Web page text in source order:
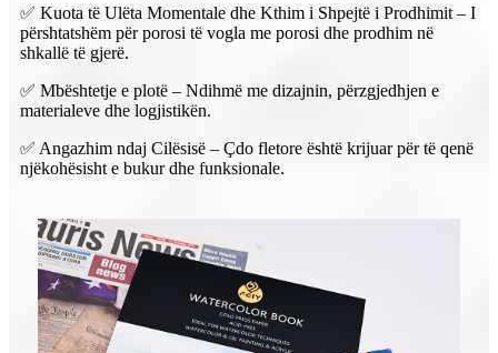
✅ Kuota të Ulëta Momentale dhe Kthim i Shpejtë i Prodhimit – I
përshtatshëm për porosi të vogla me porosi dhe prodhim në
shkallë të gjerë.
✅ Mbështetje e plotë – Ndihmë me dizajnin, përzgjedhjen e
materialeve dhe logjistikën.
✅ Angazhim ndaj Cilësisë – Çdo fletore është krijuar për të qenë
njëkohësisht e bukur dhe funksionale.